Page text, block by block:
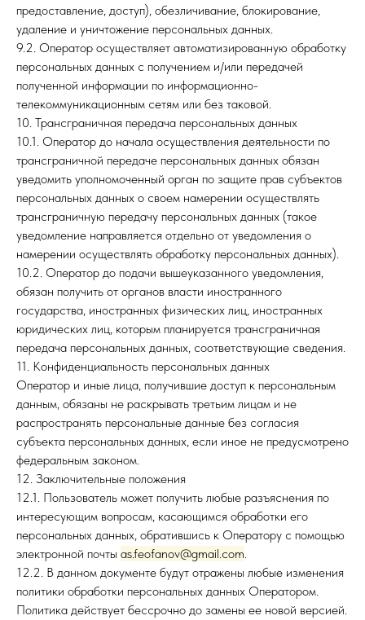
предоставление, доступ), обезличивание, блокирование,
удаление и уничтожение персональных данных.
9.2. Оператор осуществляет автоматизированную обработку
персональных данных с получением и/или передачей
полученной информации по информационно-
телекоммуникационным сетям или без таковой.
10. Трансграничная передача персональных данных
10.1. Оператор до начала осуществления деятельности по
трансграничной передаче персональных данных обязан
уведомить уполномоченный орган по защите прав субъектов
персональных данных о своем намерении осуществлять
трансграничную передачу персональных данных (такое
уведомление направляется отдельно от уведомления о
намерении осуществлять обработку персональных данных).
10.2. Оператор до подачи вышеуказанного уведомления,
обязан получить от органов власти иностранного
государства, иностранных физических лиц, иностранных
юридических лиц, которым планируется трансграничная
передача персональных данных, соответствующие сведения.
11. Конфиденциальность персональных данных
Оператор и иные лица, получившие доступ к персональным
данным, обязаны не раскрывать третьим лицам и не
распространять персональные данные без согласия
субъекта персональных данных, если иное не предусмотрено
федеральным законом.
12. Заключительные положения
12.1. Пользователь может получить любые разъяснения по
интересующим вопросам, касающимся обработки его
персональных данных, обратившись к Оператору с помощью
электронной почты as.feofanov@gmail.com.
12.2. В данном документе будут отражены любые изменения
политики обработки персональных данных Оператором.
Политика действует бессрочно до замены ее новой версией.